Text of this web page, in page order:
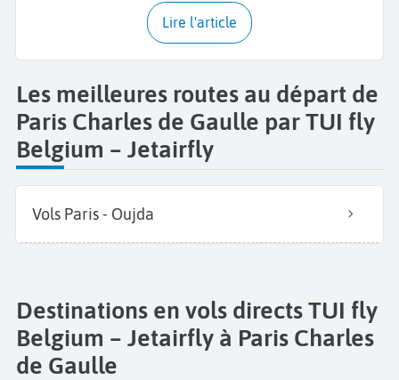
Lire l'article
Les meilleures routes au départ de
Paris Charles de Gaulle par TUI fly
Belgium – Jetairfly
Vols Paris - Oujda
Destinations en vols directs TUI fly
Belgium – Jetairfly à Paris Charles
de Gaulle